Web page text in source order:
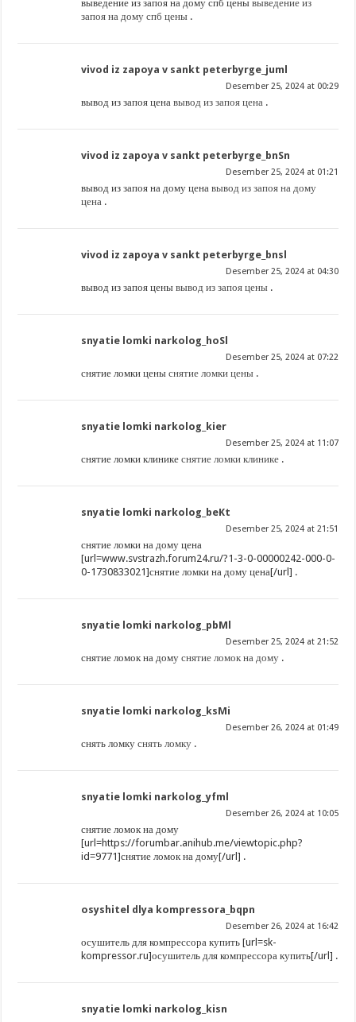
выведение из запоя на дому спб ценывыведение из
запоя на дому спб цены .
vivod iz zapoya v sankt peterbyrge_juml
Desember 25, 2024 at 00:29
вывод из запоя ценавывод из запоя цена .
vivod iz zapoya v sankt peterbyrge_bnSn
Desember 25, 2024 at 01:21
вывод из запоя на дому ценавывод из запоя на дому
цена .
vivod iz zapoya v sankt peterbyrge_bnsl
Desember 25, 2024 at 04:30
вывод из запоя ценывывод из запоя цены .
snyatie lomki narkolog_hoSl
Desember 25, 2024 at 07:22
снятие ломки ценыснятие ломки цены .
snyatie lomki narkolog_kier
Desember 25, 2024 at 11:07
снятие ломки клиникеснятие ломки клинике .
snyatie lomki narkolog_beKt
Desember 25, 2024 at 21:51
снятие ломки на дому цена
[url=www.svstrazh.forum24.ru/?1-3-0-00000242-000-0-
0-1730833021]снятие ломки на дому цена[/url] .
snyatie lomki narkolog_pbMl
Desember 25, 2024 at 21:52
снятие ломок на домуснятие ломок на дому .
snyatie lomki narkolog_ksMi
Desember 26, 2024 at 01:49
снять ломкуснять ломку .
snyatie lomki narkolog_yfml
Desember 26, 2024 at 10:05
снятие ломок на дому
[url=https://forumbar.anihub.me/viewtopic.php?
id=9771]снятие ломок на дому[/url] .
osyshitel dlya kompressora_bqpn
Desember 26, 2024 at 16:42
осушитель для компрессора купить [url=sk-
kompressor.ru]осушитель для компрессора купить[/url] .
snyatie lomki narkolog_kisn